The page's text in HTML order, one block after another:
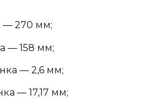
— 270 мм;
— 158 мм;
— 2,6 мм;
— 17,17 мм;